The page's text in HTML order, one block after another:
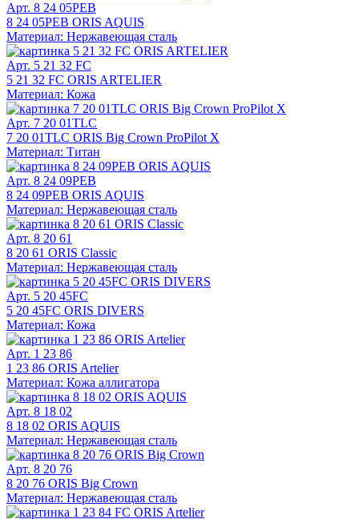
Арт. 8 24 05PEB
8 24 05PEB ORIS AQUIS
Материал: Нержавеющая сталь
Арт. 5 21 32 FC
5 21 32 FC ORIS ARTELIER
Материал: Кожа
Арт. 7 20 01TLC
7 20 01TLC ORIS Big Crown ProPilot X
Материал: Титан
Арт. 8 24 09PEB
8 24 09PEB ORIS AQUIS
Материал: Нержавеющая сталь
Арт. 8 20 61
8 20 61 ORIS Classic
Материал: Нержавеющая сталь
Арт. 5 20 45FC
5 20 45FC ORIS DIVERS
Материал: Кожа
Арт. 1 23 86
1 23 86 ORIS Artelier
Материал: Кожа аллигатора
Арт. 8 18 02
8 18 02 ORIS AQUIS
Материал: Нержавеющая сталь
Арт. 8 20 76
8 20 76 ORIS Big Crown
Материал: Нержавеющая сталь